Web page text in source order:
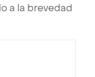
a la brevedad